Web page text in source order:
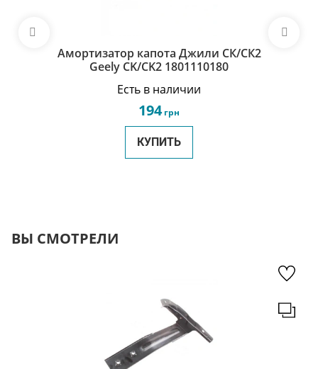
Амортизатор капота Джили СК/СК2
Geely CK/CK2 1801110180
Есть в наличии
194грн
КУПИТЬ
ВЫ СМОТРЕЛИ